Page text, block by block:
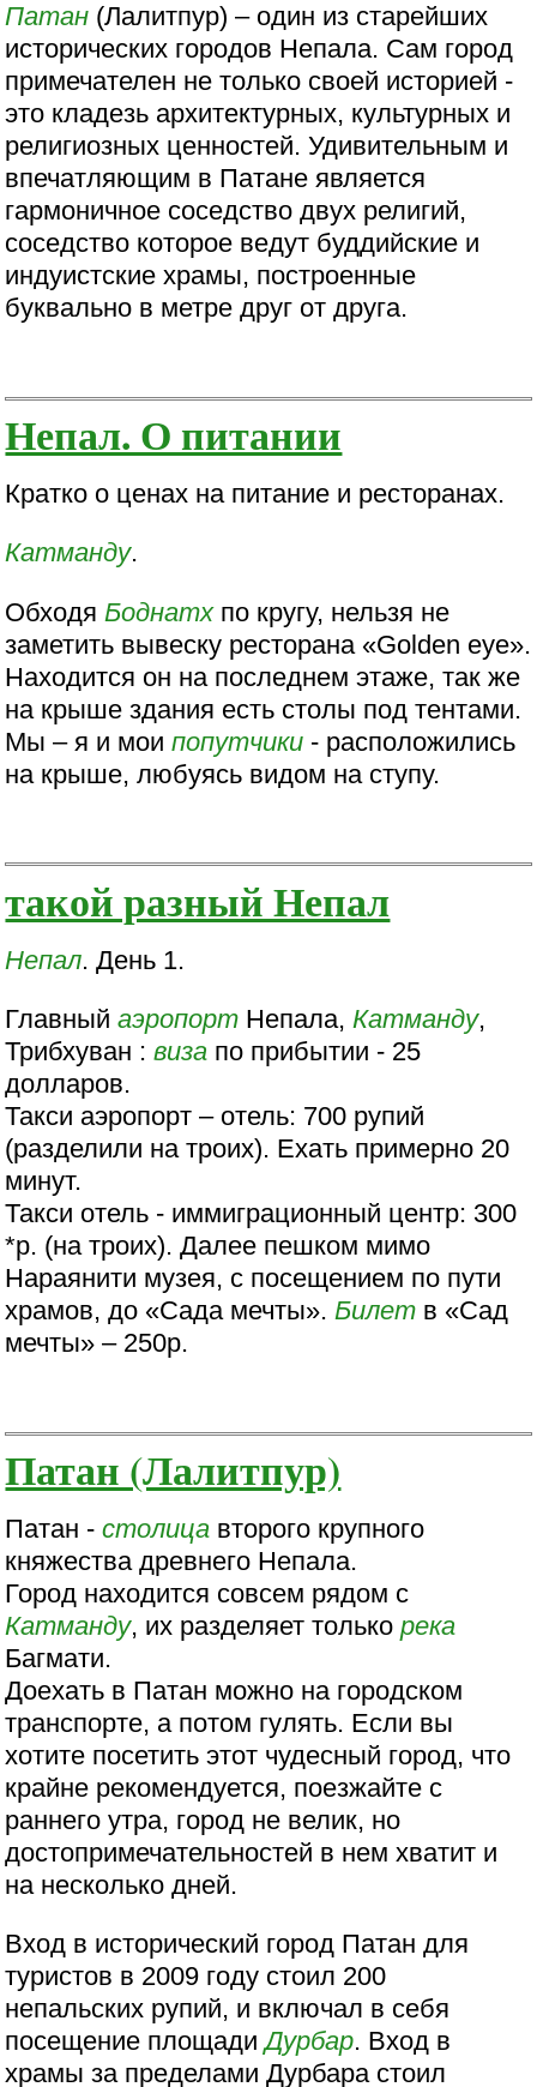
Патан (Лалитпур) – один из старейших
исторических городов Непала. Сам город
примечателен не только своей историей -
это кладезь архитектурных, культурных и
религиозных ценностей. Удивительным и
впечатляющим в Патане является
гармоничное соседство двух религий,
соседство которое ведут буддийские и
индуистские храмы, построенные
буквально в метре друг от друга.
Непал. О питании
Кратко о ценах на питание и ресторанах.
Катманду.
Обходя Боднатхпо кругу, нельзя не
заметить вывеску ресторана «Golden eye».
Находится он на последнем этаже, так же
на крыше здания есть столы под тентами.
Мы – я и моипопутчики - расположились
на крыше, любуясь видом на ступу.
такой разный Непал
Непал. День 1.
Главныйаэропорт Непала,Катманду,
Трибхуван :виза по прибытии - 25
долларов.
Такси аэропорт – отель: 700 рупий
(разделили на троих). Ехать примерно 20
минут.
Такси отель - иммиграционный центр: 300
*р. (на троих). Далее пешком мимо
Нараянити музея, с посещением по пути
храмов, до «Сада мечты».Билет в «Сад
мечты» – 250р.
Патан (Лалитпур)
Патан -столица второго крупного
княжества древнего Непала.
Город находится совсем рядом с
Катманду, их разделяет толькорека
Багмати.
Доехать в Патан можно на городском
транспорте, а потом гулять. Если вы
хотите посетить этот чудесный город, что
крайне рекомендуется, поезжайте с
раннего утра, город не велик, но
достопримечательностей в нем хватит и
на несколько дней.
Вход в исторический город Патан для
туристов в 2009 году стоил 200
непальских рупий, и включал в себя
посещение площадиДурбар. Вход в
храмы за пределами Дурбара стоил